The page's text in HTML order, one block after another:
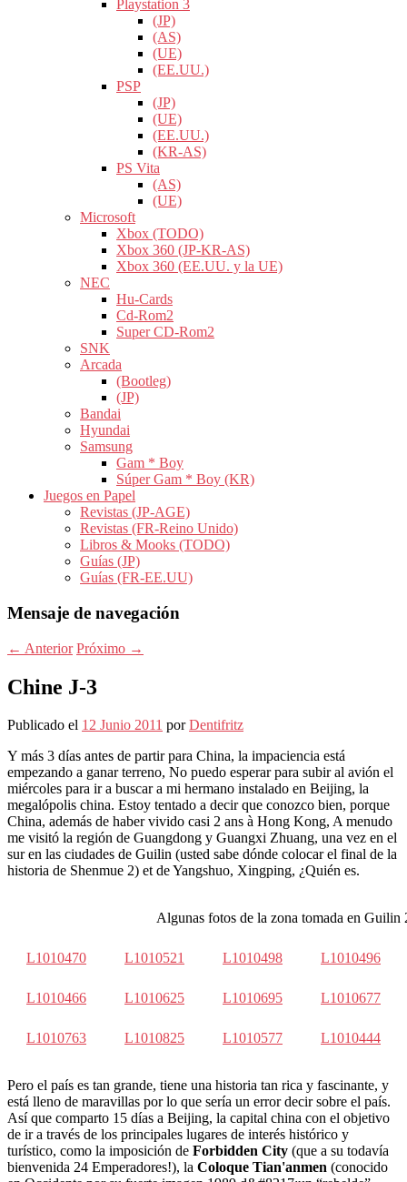
Playstation 3
(JP)
(AS)
(UE)
(EE.UU.)
PSP
(JP)
(UE)
(EE.UU.)
(KR-AS)
PS Vita
(AS)
(UE)
Microsoft
Xbox (TODO)
Xbox 360 (JP-KR-AS)
Xbox 360 (EE.UU. y la UE)
NEC
Hu-Cards
Cd-Rom2
Super CD-Rom2
SNK
Arcada
(Bootleg)
(JP)
Bandai
Hyundai
Samsung
Gam * Boy
Súper Gam * Boy (KR)
Juegos en Papel
Revistas (JP-AGE)
Revistas (FR-Reino Unido)
Libros & Mooks (TODO)
Guías (JP)
Guías (FR-EE.UU)
Mensaje de navegación
← Anterior Próximo →
Chine J-3
Publicado el 12 Junio 2011 porDentifritz
Y más 3 días antes de partir para China, la impaciencia está
empezando a ganar terreno, No puedo esperar para subir al avión el
miércoles para ir a buscar a mi hermano instalado en Beijing, la
megalópolis china. Estoy tentado a decir que conozco bien, porque
China, además de haber vivido casi 2 ans à Hong Kong, A menudo
me visitó la región de Guangdong y Guangxi Zhuang, una vez en el
sur en las ciudades de Guilin (usted sabe dónde colocar el final de la
historia de Shenmue 2) et de Yangshuo, Xingping, ¿Quién es.
Algunas fotos de la zona tomada en Guilin
L1010470 L1010521 L1010498 L1010496
L1010466 L1010625 L1010695 L1010677
L1010763 L1010825 L1010577 L1010444
Pero el país es tan grande, tiene una historia tan rica y fascinante, y
está lleno de maravillas por lo que sería un error decir sobre el país.
Así que comparto 15 días a Beijing, la capital china con el objetivo
de ir a través de los principales lugares de interés histórico y
turístico, como la imposición de Forbidden City (que a su todavía
bienvenida 24 Emperadores!), la Coloque Tian'anmen (conocido